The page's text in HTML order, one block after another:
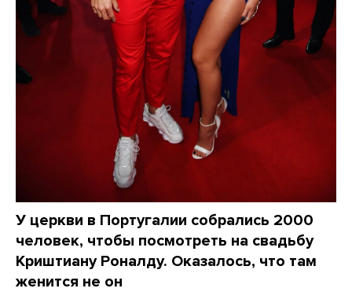
У церкви в Португалии собрались 2000
человек, чтобы посмотреть на свадьбу
Криштиану Роналду. Оказалось, что там
женится не он